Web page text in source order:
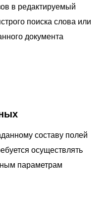
в редактируемый
поиска слова или
документа
составу полей
осуществлять
параметрам